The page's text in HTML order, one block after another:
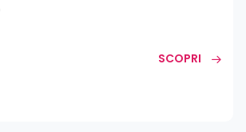
SCOPRI